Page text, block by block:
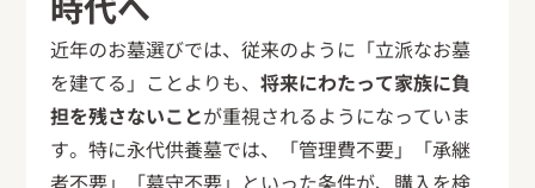
近年のお墓選びでは、従来のように「立派なお墓
を建てる」ことよりも、将来にわたって家族に負
担を残さないことが重視されるようになっていま
す。特に永代供養墓では、「管理費不要」「承継
者不要」「墓守不要」といった条件が、購入を検